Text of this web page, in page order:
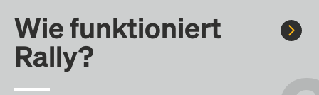
Wie funktioniert
Rally?